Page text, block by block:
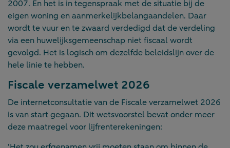
2007. En het is in tegenspraak met de situatie bij de
eigen woning en aanmerkelijkbelangaandelen. Daar
wordt te vuur en te zwaard verdedigd dat de verdeling
via een huwelijksgemeenschap niet fiscaal wordt
gevolgd. Het is logisch om dezelfde beleidslijn over de
hele linie te hebben.
Fiscale verzamelwet 2026
De internetconsultatie van de Fiscale verzamelwet 2026
is van start gegaan. Dit wetsvoorstel bevat onder meer
deze maatregel voor lijfrenterekeningen: